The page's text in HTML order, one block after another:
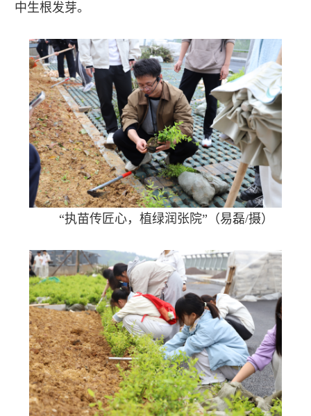
中生根发芽。
“执苗传匠心，植绿润张院”（易磊/摄）